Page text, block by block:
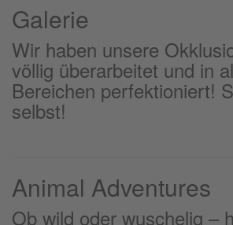
Galerie
Wir haben unsere
völlig überarbeitet und in
Bereichen perfektioniert!
selbst!
Animal Adventures
Ob wild oder wuschelig –